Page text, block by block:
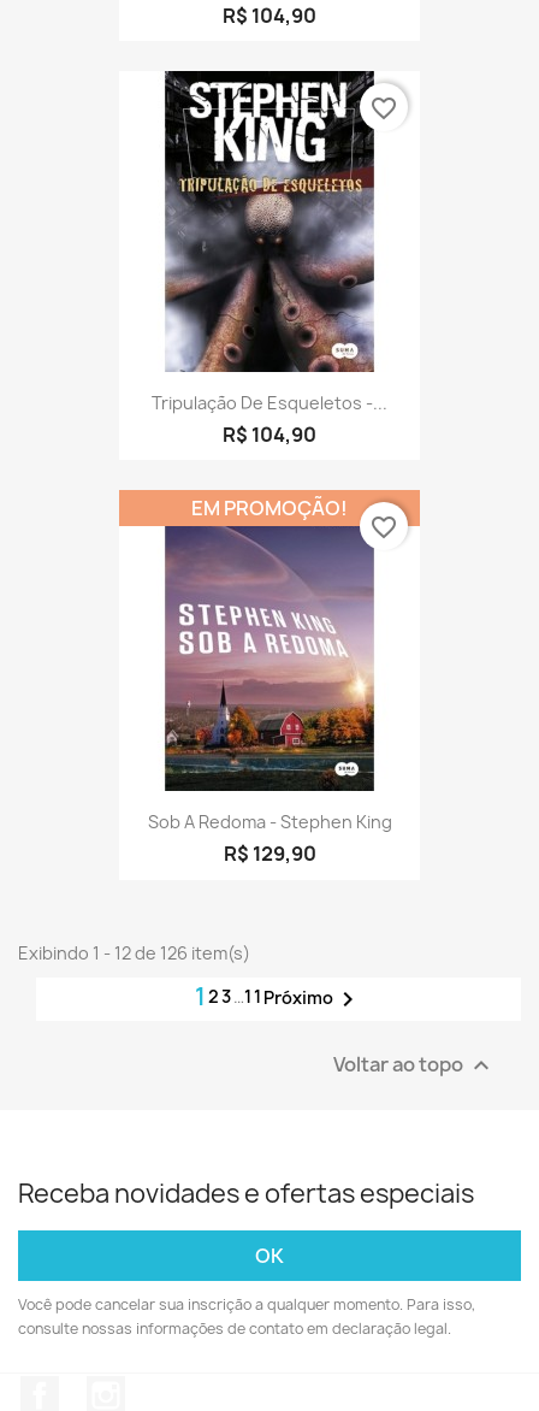
R$ 104,90
Tripulação De Esqueletos -...
R$ 104,90
favorite_border
Sob A Redoma - Stephen King
R$ 129,90
EM PROMOÇÃO!
favorite_border
Exibindo 1 - 12 de 126 item(s)
1 23…11 Próximo 
Voltar ao topo 
Receba novidades e ofertas especiais
Você pode cancelar sua inscrição a qualquer momento. Para isso,
consulte nossas informações de contato em declaração legal.